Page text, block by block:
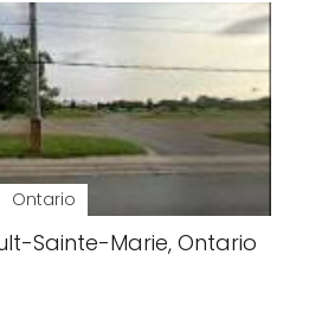
Ontario
Sainte-Marie, Ontario